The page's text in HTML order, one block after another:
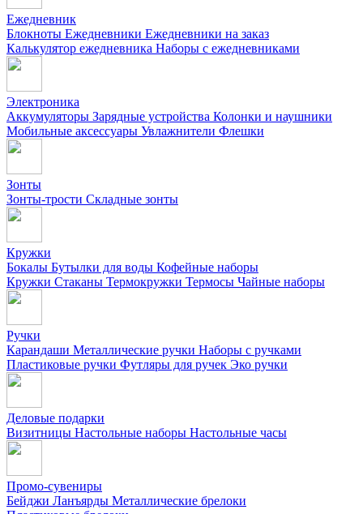
Ежедневник
Блокноты Ежедневники Ежедневники на заказ
Калькулятор ежедневника Наборы с ежедневниками
Электроника
Аккумуляторы Зарядные устройства Колонки и наушники
Мобильные аксессуары Увлажнители Флешки
Зонты
Зонты-трости Складные зонты
Кружки
Бокалы Бутылки для воды Кофейные наборы
Кружки Стаканы Термокружки Термосы Чайные наборы
Ручки
Карандаши Металлические ручки Наборы с ручками
Пластиковые ручки Футляры для ручек Эко ручки
Деловые подарки
Визитницы Настольные наборы Настольные часы
Промо-сувениры
Бейджи Ланъярды Металлические брелоки